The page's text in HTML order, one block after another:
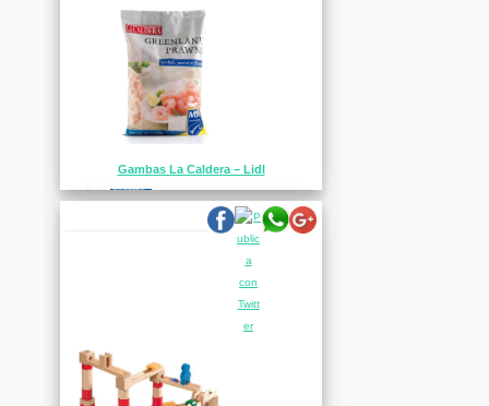
Gambas La Caldera – Lidl